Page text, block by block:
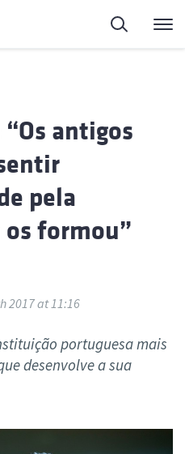
Pesquisa
antigos
pela
formou”
2017 at 11:16
portuguesa mais
desenvolve a sua